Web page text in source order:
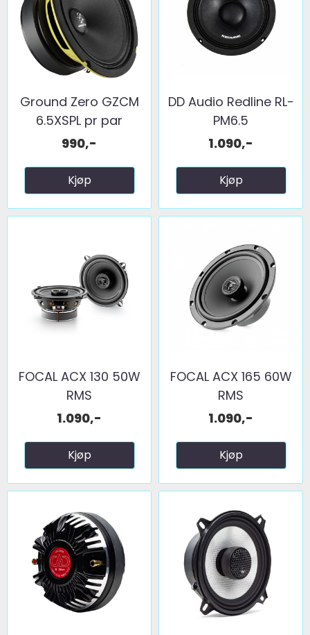
Ground Zero GZCM
6.5XSPL pr par
990,-
Kjøp
DD Audio Redline RL-
PM6.5
1.090,-
Kjøp
FOCAL ACX 130 50W
RMS
1.090,-
Kjøp
FOCAL ACX 165 60W
RMS
1.090,-
Kjøp